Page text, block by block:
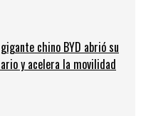
chino BYD abrió su
y acelera la movilidad